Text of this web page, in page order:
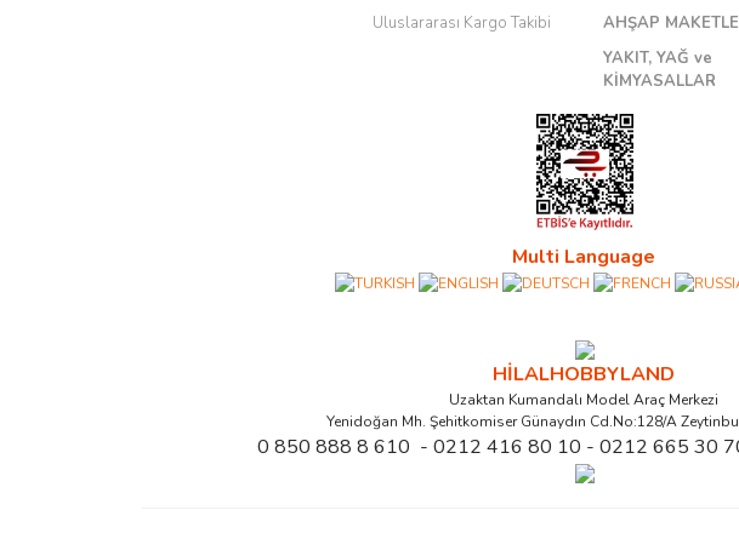
Uluslararası Kargo Takibi
AHŞAP
YAKIT, YAĞ ve
KİMYASALLAR
Multi Language
HİLALHOBBYLAND
Uzaktan Kumandalı Model Araç Merkezi
Yenidoğan Mh. Şehitkomiser Günaydın Cd.No:128/A
0 850 888 8 610 - 0212 416 80 10 - 0212 665 30